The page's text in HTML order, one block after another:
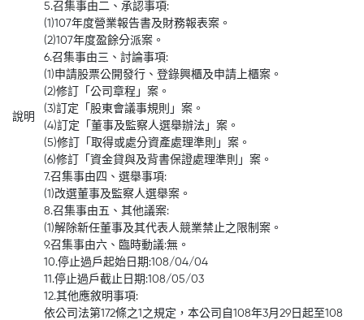
說明
5.召集事由二、承認事項:
(1)107年度營業報告書及財務報表案。
(2)107年度盈餘分派案。
6.召集事由三、討論事項:
(1)申請股票公開發行、登錄興櫃及申請上櫃案。
(2)修訂「公司章程」案。
(3)訂定「股東會議事規則」案。
(4)訂定「董事及監察人選舉辦法」案。
(5)修訂「取得或處分資產處理準則」案。
(6)修訂「資金貸與及背書保證處理準則」案。
7.召集事由四、選舉事項:
(1)改選董事及監察人選舉案。
8.召集事由五、其他議案:
(1)解除新任董事及其代表人競業禁止之限制案。
9.召集事由六、臨時動議:無。
10.停止過戶起始日期:108/04/04
11.停止過戶截止日期:108/05/03
12.其他應敘明事項:
依公司法第172條之1之規定，本公司自108年3月29日起至108